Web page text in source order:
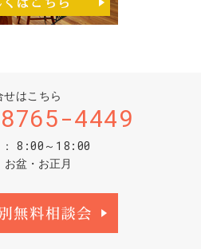
はこちら
4449
8:00～18:00
お盆・お正月